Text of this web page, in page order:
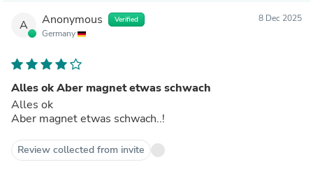
A Anonymous Verified
Germany
8 Dec 2025
Alles ok Aber magnet etwas schwach
Alles ok
Aber magnet etwas schwach..!
Review collected from invite